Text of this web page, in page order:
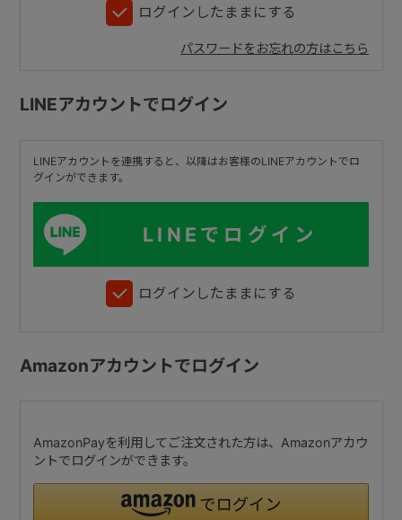
ログインしたままにする
パスワードをお忘れの方はこちら
LINEアカウントでログイン
LINEアカウントを連携すると、以降はお客様のLINEアカウントでロ
グインができます。
LINEでログイン
ログインしたままにする
Amazonアカウントでログイン
AmazonPayを利用してご注文された方は、Amazonアカウ
ントでログインができます。